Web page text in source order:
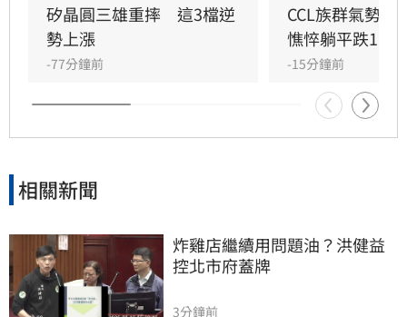
獨斐成表現疲軟，逆勢小跌0.49%，成為派對中
的唯一遺珠。投資人面對大盤劇烈波動，仍需保
持審慎評估市場風險。本新聞內容僅供參考，不
構成投資建議，投資人應自行評估並承擔交易結
果。
矽晶圓三雄重摔　這3檔逆
勢上漲
-77分鐘前
CCL族群氣勢如
憔悴躺平跌1.6%
-15分鐘前
相關新聞
炸雞店繼續用問題油？洪健益
控北市府蓋牌
3分鐘前